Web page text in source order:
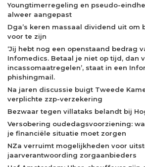
Youngtimerregeling en pseudo-
alweer aangepast
Dga’s keren massaal dividend uit om
voor te zijn
‘Jij hebt nog een openstaand bedrag
Infomedics. Betaal je niet op tijd, dan
incassomaatregelen’, staat in een
phishingmail.
Na jaren discussie buigt Tweede
verplichte zzp-verzekering
Bezwaar tegen villataks belandt bij
Versobering oudedagsvoorziening:
je financiële situatie moet zorgen
NZa verruimt mogelijkheden voor
jaarverantwoording zorgaanbieders